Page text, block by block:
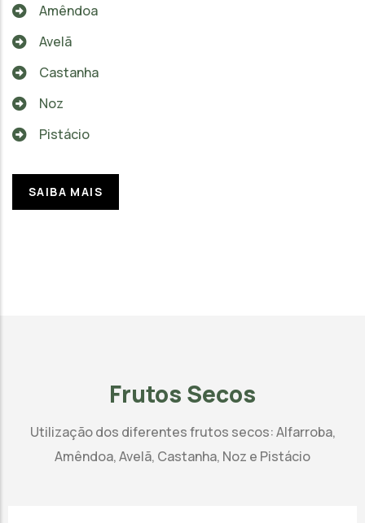
Amêndoa
Avelã
Castanha
Noz
Pistácio
SAIBA MAIS
Frutos Secos
Utilização dos diferentes frutos secos: Alfarroba,
Amêndoa, Avelã, Castanha, Noz e Pistácio